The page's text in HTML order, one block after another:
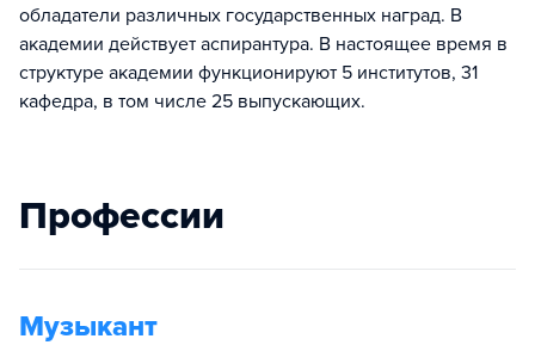
обладатели различных государственных наград. В
академии действует аспирантура. В настоящее время в
структуре академии функционируют 5 институтов, 31
кафедра, в том числе 25 выпускающих.
Профессии
Музыкант